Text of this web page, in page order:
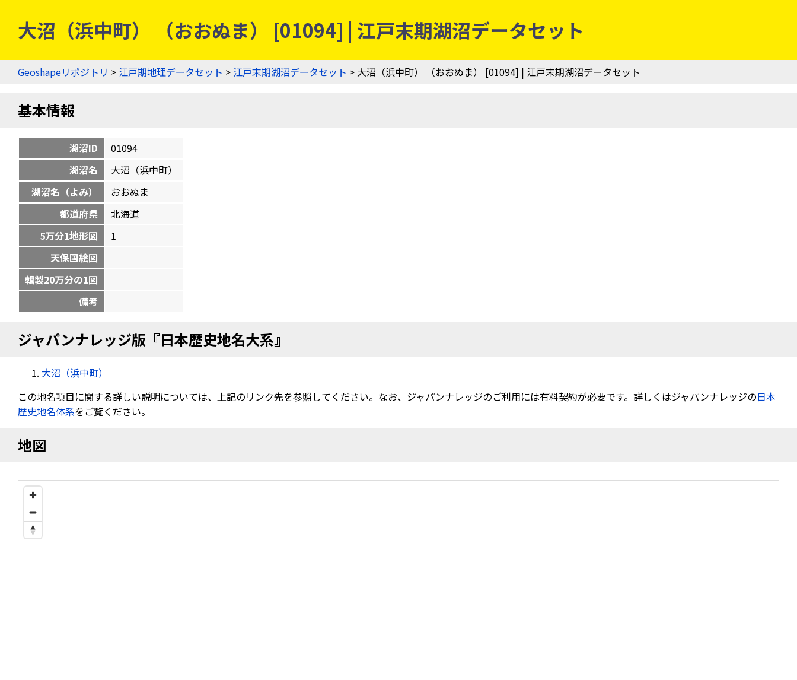
大沼（浜中町） （おおぬま） [01094] | 江戸末期湖沼データセット
Geoshapeリポジトリ > 江戸期地理データセット > 江戸末期湖沼データセット > 大沼（浜中町） （おおぬま） [01094] | 江戸末期湖沼データセット
基本情報
湖沼ID
01094
湖沼名
大沼（浜中町）
湖沼名（よみ）
おおぬま
都道府県
北海道
5万分1地形図
1
天保国絵図
輯製20万分の1図
備考
ジャパンナレッジ版『日本歴史地名大系』
大沼（浜中町）
この地名項目に関する詳しい説明については、上記のリンク先を参照してください。なお、ジャパンナレッジのご利用には有料契約が必要です。詳しくはジャパンナレッジの日本
歴史地名体系をご覧ください。
地図